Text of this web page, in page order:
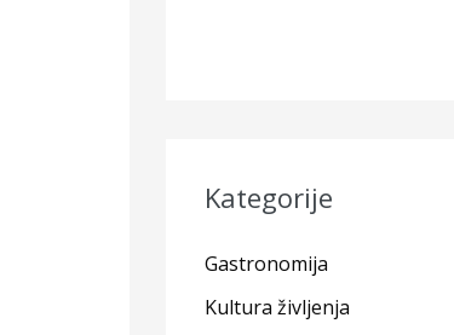
Kategorije
Gastronomija
Kultura življenja